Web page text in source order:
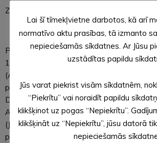
Ziemera pagasts – Dainis Skaistkalns (22
Pārējo kandidātu iegūto punktu skaits:
12 punkti), Dzintars Strodāns (Alūksne; 46
(Alūksne; 38 punkti), Jolanta Umure (Annas
punkti), Paula Pūpola (Jaunalūksnes
Daiga Dambe-Kļaviņa (Jaunalūksnes
Aigars Ribušs (Jaunannas pagasts; 69
(Jaunannas pagasts; 65 punkti), Santa
pagasts; 44 punkti), Darja Markova
Lai šī tīmekļvietne darbotos, kā arī
normatīvo aktu prasības, tā izmanto
nepieciešamās sīkdatnes. Ar Jūsu
uzstādītas papildu
Jūs varat piekrist visām sīkdatnēm,
“Piekrītu” vai noraidīt papildu
klikšķinot uz pogas “Nepiekrītu”.
klikšķināt uz “Nepiekrītu”, jūsu datorā
nepieciešamās